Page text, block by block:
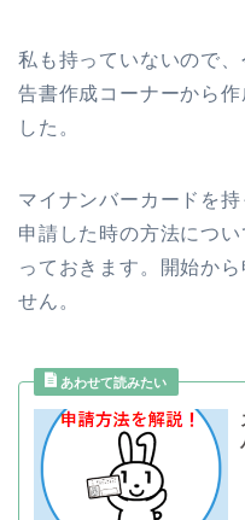
私も持っていないので
告書作成コーナーから
した。
マイナンバーカードを
申請した時の方法につ
っておきます。開始か
せん。